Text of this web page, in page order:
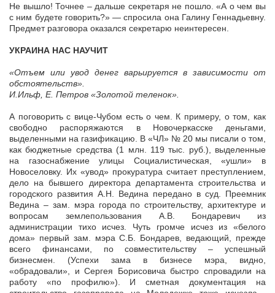
Не вышло! Точнее – дальше секретаря не пошло. «А о чем вы
с ним будете говорить?» — спросила она Галину Геннадьевну.
Предмет разговора оказался секретарю неинтересен.
УКРАИНА НАС НАУЧИТ
«Отъем или увод денег варьируется в зависимости от
обстоятельств».
И.Ильф, Е. Петров «Золотой теленок».
А поговорить с вице-Чубом есть о чем. К примеру, о том, как
свободно распоряжаются в Новочеркасске деньгами,
выделенными на газификацию. В «ЧЛ» № 20 мы писали о том,
как бюджетные средства (1 млн. 119 тыс. руб.), выделенные
на газоснабжение улицы Социалистическая, «ушли» в
Новоселовку. Их «увод» прокуратура считает преступлением,
дело на бывшего директора департамента строительства и
городского развития А.Н. Ведина передано в суд. Преемник
Ведина – зам. мэра города по строительству, архитектуре и
вопросам землепользования А.В. Бондаревич из
администрации тихо исчез. Чуть громче исчез из «белого
дома» первый зам. мэра С.Б. Бондарев, ведающий, прежде
всего финансами, по совместительству – успешный
бизнесмен. (Успехи зама в бизнесе мэра, видно,
«обрадовали», и Сергея Борисовича быстро спровадили на
работу «по профилю»). И сметная документация на